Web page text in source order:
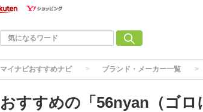
マイナビおすすめナビ ブランド・メーカー一覧
おすすめの「56nyan（ゴ